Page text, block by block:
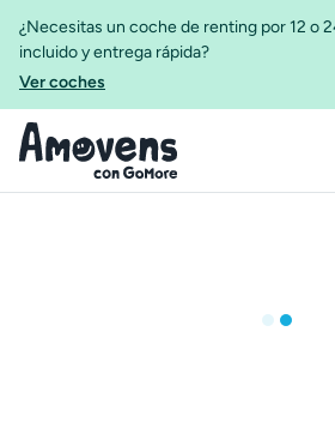
¿Necesitas un coche de renting por 12 o
incluido y entrega rápida?
Ver coches